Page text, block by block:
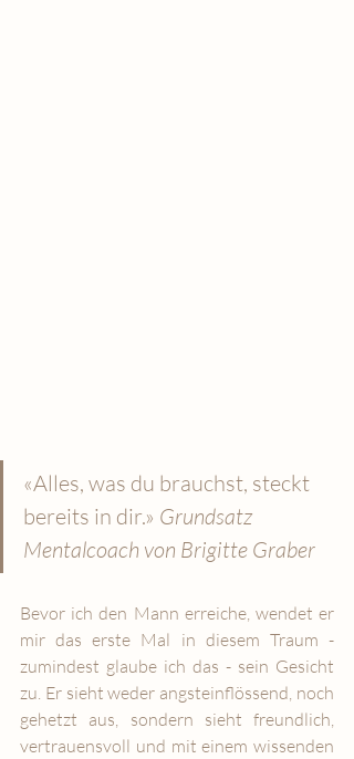
«Alles, was du brauchst, steckt
bereits in dir.» Grundsatz
Mentalcoach von Brigitte Graber
Bevor ich den Mann erreiche, wendet er
mir das erste Mal in diesem Traum -
zumindest glaube ich das - sein Gesicht
zu. Er sieht weder angsteinflössend, noch
gehetzt aus, sondern sieht freundlich,
vertrauensvoll und mit einem wissenden